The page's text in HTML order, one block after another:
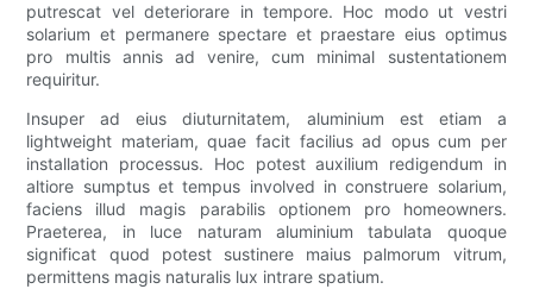
putrescat vel deteriorare in tempore. Hoc modo ut vestri
solarium et permanere spectare et praestare eius optimus
pro multis annis ad venire, cum minimal sustentationem
requiritur.
Insuper ad eius diuturnitatem, aluminium est etiam a
lightweight materiam, quae facit facilius ad opus cum per
installation processus. Hoc potest auxilium redigendum in
altiore sumptus et tempus involved in construere solarium,
faciens illud magis parabilis optionem pro homeowners.
Praeterea, in luce naturam aluminium tabulata quoque
significat quod potest sustinere maius palmorum vitrum,
permittens magis naturalis lux intrare spatium.